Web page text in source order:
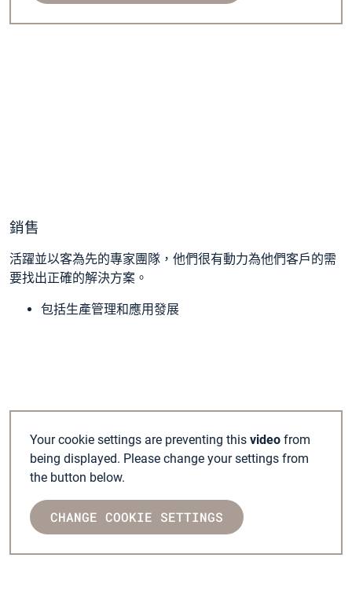
銷售
活躍並以客為先的專家團隊，他們很有動力為他們客戶的需
要找出正確的解決方案。
包括生產管理和應用發展
Your cookie settings are preventing this video from
being displayed. Please change your settings from
the button below.
CHANGE COOKIE SETTINGS